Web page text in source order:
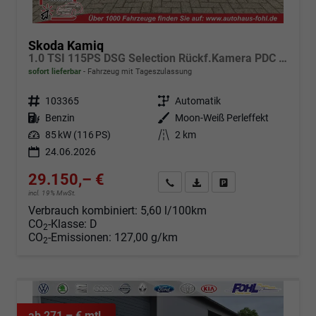
Skoda Kamiq
1.0 TSI 115PS DSG Selection Rückf.Kamera PDC v+h Sitzheizung Klimaautomatik Skoda-Radio Apple CarPlay + Android Auto Tempomat Garantieverlängerung 16"LM
sofort lieferbar Fahrzeug mit Tageszulassung
Fahrzeugnr. 103365 Getriebe Automatik
Kraftstoff Benzin Außenfarbe
Moon-Weiß Perleffekt
Leistung 85 kW (116 PS) Kilometerstand 2 km
24.06.2026
29.150,– €
incl. 19% MwSt.
Angebot anfordern
Fahrzeugexpose (PDF)
Verbrauch kombiniert: 5,60 l/100km
CO2-Klasse: D
CO2-Emissionen: 127,00 g/km